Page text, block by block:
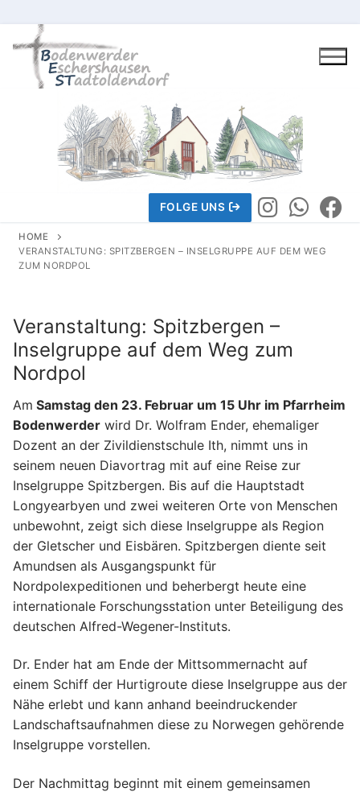
content
FOLGE UNS
Wir über uns
Wir über uns
Der Pfarrgemeinderat
Wir sind für Sie da
Institutionelle Schutzkonzept (ISK)
Gemeindezeitung & Pfarrnachrichten
Bildergalerie
Gruppen und Aktivitäten
Gruppen und Aktivitäten
Jugend-Veranstaltungs-Infos
Frauengruppe
Frühschichten
Kindergottesdienst- vorbereitung
Kolpingfamilie
Liturgie- und Gemeindekreise
MessdienerInnen-Gruppe
Sternsinger
HOME
VERANSTALTUNG: SPITZBERGEN – INSELGRUPPE AUF DEM WEG
ZUM NORDPOL
Veranstaltung: Spitzbergen –
Inselgruppe auf dem Weg zum
Nordpol
Am Samstag den 23. Februar um 15 Uhr im Pfarrheim
Bodenwerder wird Dr. Wolfram Ender, ehemaliger
Dozent an der Zivildienstschule Ith, nimmt uns in
seinem neuen Diavortrag mit auf eine Reise zur
Inselgruppe Spitzbergen. Bis auf die Hauptstadt
Longyearbyen und zwei weiteren Orte von Menschen
unbewohnt, zeigt sich diese Inselgruppe als Region
der Gletscher und Eisbären. Spitzbergen diente seit
Amundsen als Ausgangspunkt für
Nordpolexpeditionen und beherbergt heute eine
internationale Forschungsstation unter Beteiligung des
deutschen Alfred-Wegener-Instituts.
Dr. Ender hat am Ende der Mittsommernacht auf
einem Schiff der Hurtigroute diese Inselgruppe aus der
Nähe erlebt und kann anhand beeindruckender
Landschaftsaufnahmen diese zu Norwegen gehörende
Inselgruppe vorstellen.
Der Nachmittag beginnt mit einem gemeinsamen